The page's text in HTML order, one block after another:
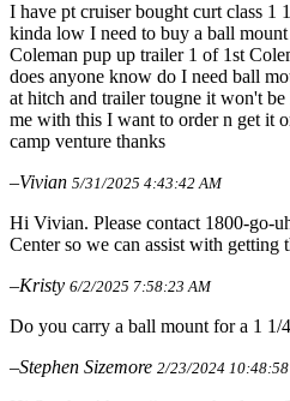
I have pt cruiser bought curt class 1
kinda low I need to buy a ball
Coleman pup up trailer 1 of 1st
does anyone know do I need ball
at hitch and trailer tougne it won't
me with this I want to order n get it
camp venture thanks
–Vivian 5/31/2025 4:43:42 AM
Hi Vivian. Please contact 1800-go-
Center so we can assist with getting
–Kristy 6/2/2025 7:58:23 AM
Do you carry a ball mount for a 1 1/
–Stephen Sizemore 2/23/2024